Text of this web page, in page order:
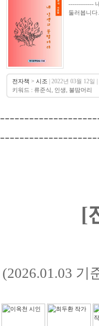
-------------
둘러봅니
전자책 > 시조 | 2022년 03월 12일
키워드 : 류준식, 인생, 불땀머리
[
(2026.01.03 기